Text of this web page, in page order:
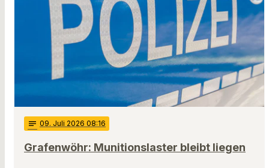
notes 09. Juli 2026 08:16
Grafenwöhr: Munitionslaster bleibt liegen